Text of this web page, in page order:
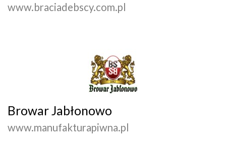
www.braciadebscy.com.pl
Browar Jabłonowo
www.manufakturapiwna.pl